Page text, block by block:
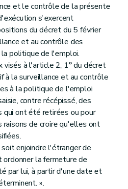
et le contrôle de la présente
s'exercent
du décret du 5 février
et au contrôle des
politique de l'emploi.
visés à l'article 2, 1° du décret
à la surveillance et au contrôle
à la politique de l'emploi
contre récépissé, des
ont été retirées ou pour
de croire qu'elles ont
enjoindre l'étranger de
la fermeture de
par lui, à partir d'une date et
».